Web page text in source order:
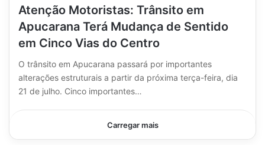
Atenção Motoristas: Trânsito em
Apucarana Terá Mudança de Sentido
em Cinco Vias do Centro
O trânsito em Apucarana passará por importantes
alterações estruturais a partir da próxima terça-feira, dia
21 de julho. Cinco importantes…
Carregar mais